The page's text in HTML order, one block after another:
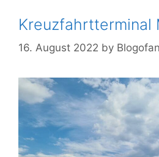
Kreuzfahrtterminal
16. August 2022 by